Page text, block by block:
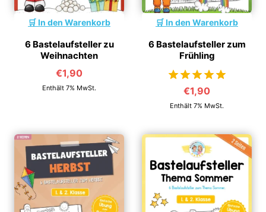
In den Warenkorb
6 Bastelaufsteller zu
Weihnachten
€1,90
Enthält 7% MwSt.
In den Warenkorb
6 Bastelaufsteller zum
Frühling
von 5
€1,90
Enthält 7% MwSt.